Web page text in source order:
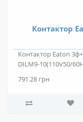
Контактор
Контактор Eaton
DILM9-10(110V50/
791.28 грн